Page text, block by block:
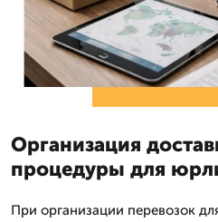
Организация
процедуры для
При организации перевозок